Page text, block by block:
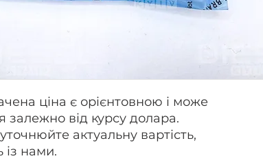
ціна є орієнтовною і може
залежно від курсу долара.
актуальну вартість,
із нами.